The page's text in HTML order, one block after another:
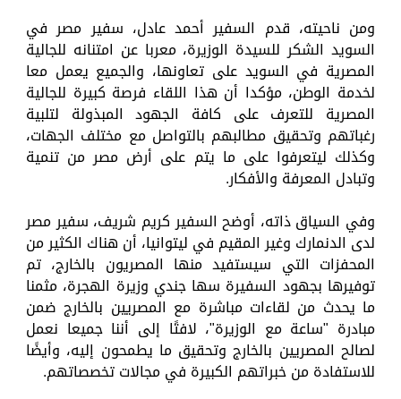
ومن ناحيته، قدم السفير أحمد عادل، سفير مصر في
السويد الشكر للسيدة الوزيرة، معربا عن امتنانه للجالية
المصرية في السويد على تعاونها، والجميع يعمل معا
لخدمة الوطن، مؤكدا أن هذا اللقاء فرصة كبيرة للجالية
المصرية للتعرف على كافة الجهود المبذولة لتلبية
رغباتهم وتحقيق مطالبهم بالتواصل مع مختلف الجهات،
وكذلك ليتعرفوا على ما يتم على أرض مصر من تنمية
وتبادل المعرفة والأفكار.
وفي السياق ذاته، أوضح السفير كريم شريف، سفير مصر
لدى الدنمارك وغير المقيم في ليتوانيا، أن هناك الكثير من
المحفزات التي سيستفيد منها المصريون بالخارج، تم
توفيرها بجهود السفيرة سها جندي وزيرة الهجرة، مثمنا
ما يحدث من لقاءات مباشرة مع المصريين بالخارج ضمن
مبادرة "ساعة مع الوزيرة"، لافتًا إلى أننا جميعا نعمل
لصالح المصريين بالخارج وتحقيق ما يطمحون إليه، وأيضًا
للاستفادة من خبراتهم الكبيرة في مجالات تخصصاتهم.